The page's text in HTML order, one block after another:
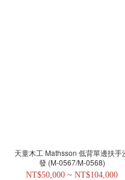
天童木工 Mathsson 低背單邊扶手
發 (M-0567/M-0568)
NT$50,000 ~ NT$104,000